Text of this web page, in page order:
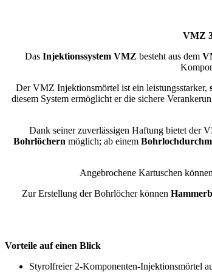
VMZ
Das Injektionssystem VMZ besteht aus dem
Der VMZ Injektionsmörtel ist ein leistungsstarker,
diesem System ermöglicht er die sichere
Dank seiner zuverlässigen Haftung bietet der
Bohrlöchern möglich; ab einem
Angebrochene Kartuschen
Zur Erstellung der Bohrlöcher können
Vorteile auf einen Blick
Styrolfreier 2-Komponenten-Injektionsmörtel